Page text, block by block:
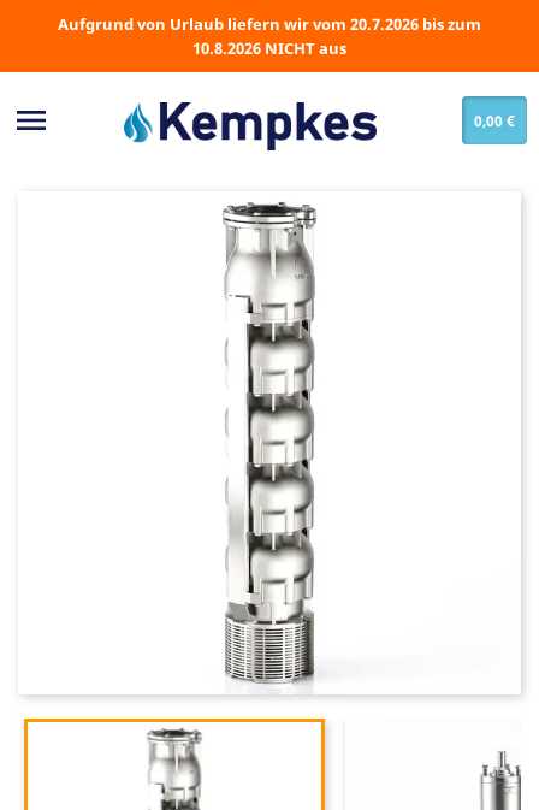
Aufgrund von Urlaub liefern wir vom 20.7.2026 bis zum
10.8.2026 NICHT aus
 0,00 €